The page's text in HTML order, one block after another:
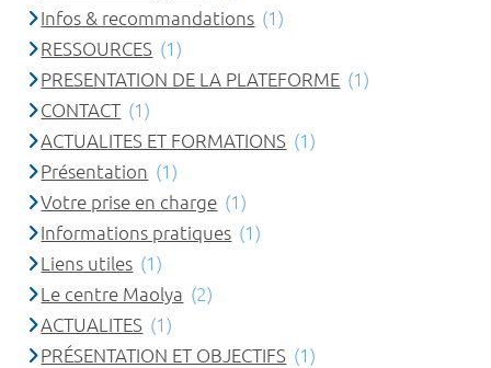
Infos & recommandations (1)
RESSOURCES (1)
PRESENTATION DE LA PLATEFORME (1)
CONTACT (1)
ACTUALITES ET FORMATIONS (1)
Présentation (1)
Votre prise en charge (1)
Informations pratiques (1)
Liens utiles (1)
Le centre Maolya (2)
ACTUALITES (1)
PRÉSENTATION ET OBJECTIFS (1)